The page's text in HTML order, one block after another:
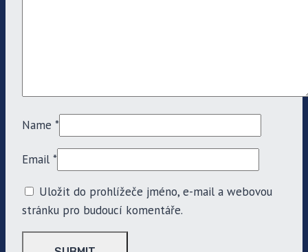
Name *
Email *
Uložit do prohlížeče jméno, e-mail a webovou
stránku pro budoucí komentáře.